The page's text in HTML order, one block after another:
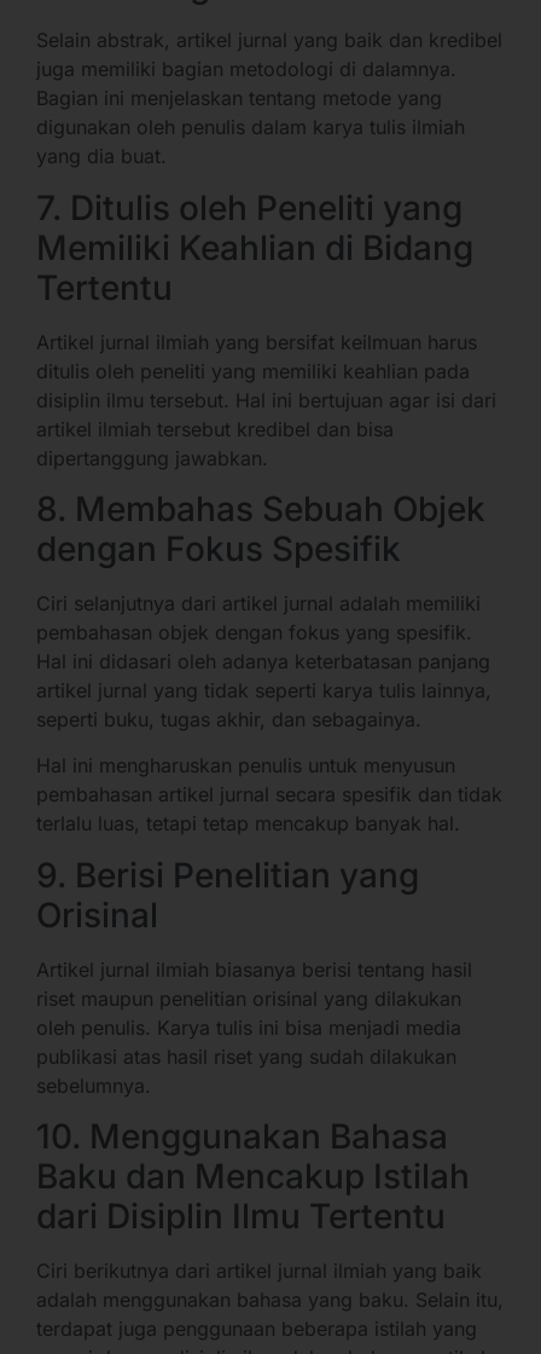
Selain abstrak, artikel jurnal yang baik dan kredibel
juga memiliki bagian metodologi di dalamnya.
Bagian ini menjelaskan tentang metode yang
digunakan oleh penulis dalam karya tulis ilmiah
yang dia buat.
7. Ditulis oleh Peneliti yang
Memiliki Keahlian di Bidang
Tertentu
Artikel jurnal ilmiah yang bersifat keilmuan harus
ditulis oleh peneliti yang memiliki keahlian pada
disiplin ilmu tersebut. Hal ini bertujuan agar isi dari
artikel ilmiah tersebut kredibel dan bisa
dipertanggung jawabkan.
8. Membahas Sebuah Objek
dengan Fokus Spesifik
Ciri selanjutnya dari artikel jurnal adalah memiliki
pembahasan objek dengan fokus yang spesifik.
Hal ini didasari oleh adanya keterbatasan panjang
artikel jurnal yang tidak seperti karya tulis lainnya,
seperti buku, tugas akhir, dan sebagainya.
Hal ini mengharuskan penulis untuk menyusun
pembahasan artikel jurnal secara spesifik dan tidak
terlalu luas, tetapi tetap mencakup banyak hal.
9. Berisi Penelitian yang
Orisinal
Artikel jurnal ilmiah biasanya berisi tentang hasil
riset maupun penelitian orisinal yang dilakukan
oleh penulis. Karya tulis ini bisa menjadi media
publikasi atas hasil riset yang sudah dilakukan
sebelumnya.
10. Menggunakan Bahasa
Baku dan Mencakup Istilah
dari Disiplin Ilmu Tertentu
Ciri berikutnya dari artikel jurnal ilmiah yang baik
adalah menggunakan bahasa yang baku. Selain itu,
terdapat juga penggunaan beberapa istilah yang